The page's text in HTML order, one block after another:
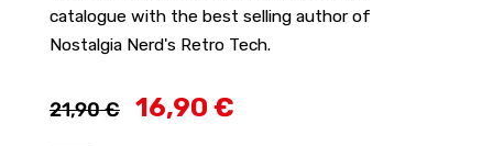
catalogue with the best selling author of
Nostalgia Nerd's Retro Tech.
21,90 € 16,90 €